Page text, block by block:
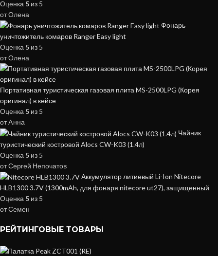
Оценка 5 из 5
от Олена
Фонарь
уничтожитель комаров Ranger Easy light
Оценка 5 из 5
от Олена
Портативная туристическая газовая плита MS-2500LPG (Корея
оригинал) в кейсе
Оценка 5 из 5
от Aнна
Чайник
туристический костровой Alocs CW-K03 (1.4л)
Оценка 5 из 5
от Сергей Непочатов
Аккумулятор литиевый Li-Ion Nitecore
HLB1300 3.7V (1300mAh, для фонаря nitecore ut27), защищенный
Оценка 5 из 5
от Семен
РЕЙТИНГОВЫЕ ТОВАРЫ